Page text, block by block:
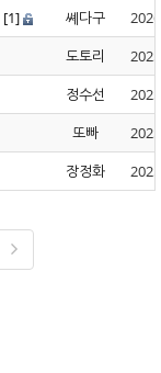
[1] 쎼다구
도토리
정수선
또빠
장정화